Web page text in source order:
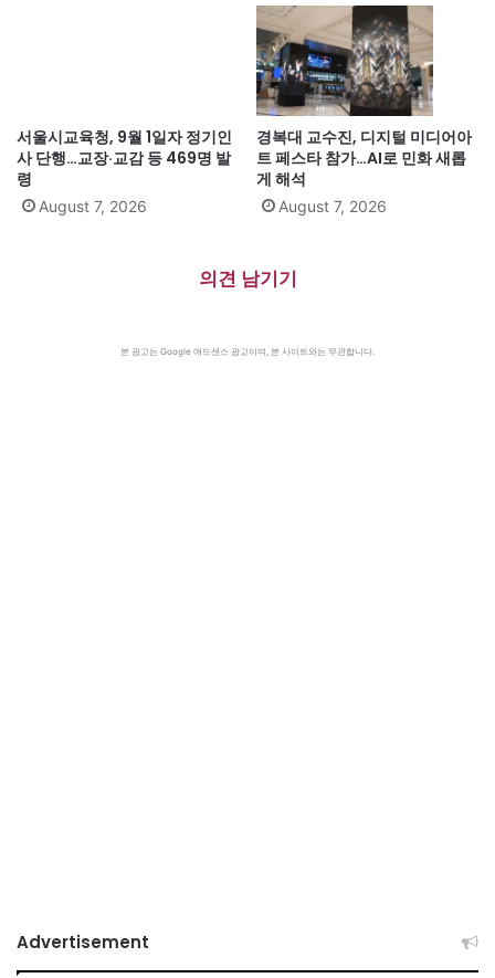
서울시교육청, 9월 1일자 정기인
사 단행…교장·교감 등 469명 발
령
August 7, 2026
경복대 교수진, 디지털 미디어아
트 페스타 참가…AI로 민화 새롭
게 해석
August 7, 2026
의견 남기기
본 광고는 Google 애드센스 광고이며, 본 사이트와는 무관합니다.
Advertisement